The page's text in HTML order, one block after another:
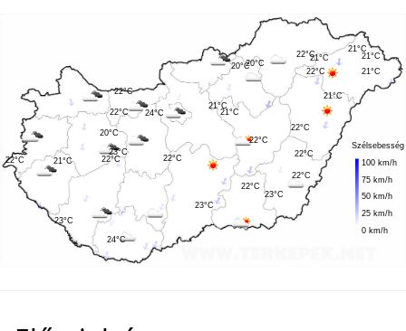
21°C
22°C
21°C
21°C
22°C
23°C
22°C
21°C
23°C
20°C
24°C
22°C
23°C
22°C
22°C
22°C
24°C
21°C
22°C
22°C
23°C
21°C
21°C
22°C
21°C
22°C 22°C
20°C
20°C
Szélsebesség
100 km/h
75 km/h
50 km/h
25 km/h
0 km/h